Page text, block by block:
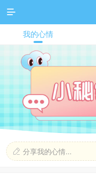

我的心情
 分享我的心情...